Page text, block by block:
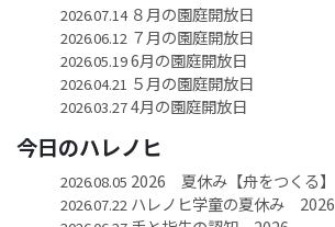
2026.07.14８月の園庭開放日
2026.06.12 ７月の園庭開放日
2026.05.196月の園庭開放日
2026.04.21 ５月の園庭開放日
2026.03.274月の園庭開放日
今日のハレノヒ
2026.08.05 2026 夏休み【舟をつくる】
2026.07.22 ハレノヒ学童の夏休み 2026